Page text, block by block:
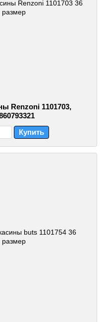
Renzoni 1101703,
Купить